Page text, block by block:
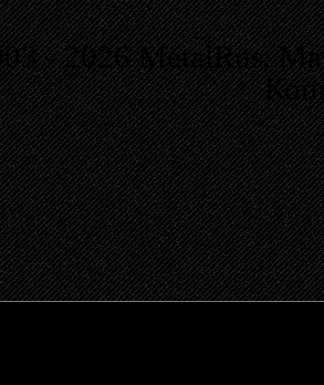
- 2026 MetalRus.